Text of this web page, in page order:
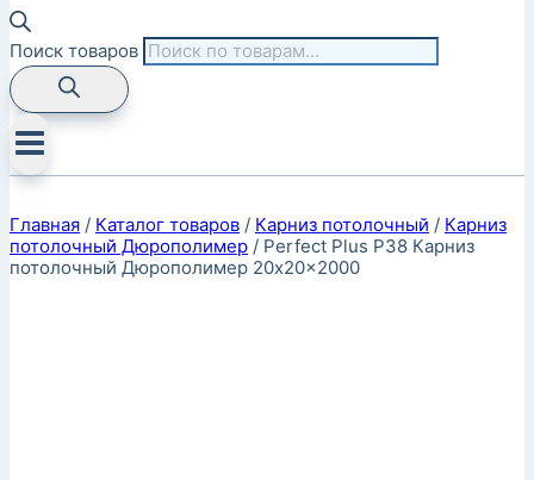
Поиск товаров
Главная / Каталог товаров / Карниз потолочный / Карниз
потолочный Дюрополимер / Perfect Plus P38 Карниз
потолочный Дюрополимер 20x20x2000